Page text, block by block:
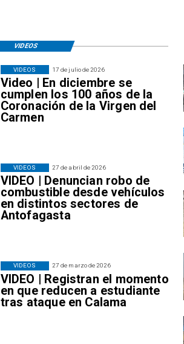
17 de julio de 2026
Video | En diciembre se
cumplen los 100 años de la
Coronación de la Virgen del
Carmen
VIDEOS
27 de abril de 2026
VIDEO | Denuncian robo de
combustible desde vehículos
en distintos sectores de
Antofagasta
VIDEOS
27 de marzo de 2026
VIDEO | Registran el momento
en que reducen a estudiante
tras ataque en Calama
VIDEOS
VIDEOS